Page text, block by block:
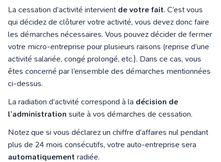
La cessation d’activité intervient de votre fait. C’est vous
qui décidez de clôturer votre activité, vous devez donc faire
les démarches nécessaires. Vous pouvez décider de fermer
votre micro-entreprise pour plusieurs raisons (reprise d’une
activité salariée, congé prolongé, etc.). Dans ce cas, vous
êtes concerné par l’ensemble des démarches mentionnées
ci-dessus.
La radiation d’activité correspond à la décision de
l’administration suite à vos démarches de cessation.
Notez que si vous déclarez un chiffre d’affaires nul pendant
plus de 24 mois consécutifs, votre auto-entreprise sera
automatiquement radiée.